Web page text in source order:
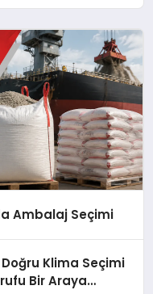
Ambalaj Seçimi
Klima Seçimi
Bir Araya